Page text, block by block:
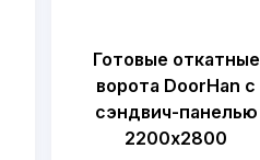
Готовые откатные
ворота DoorHan с
сэндвич-панелью
2200x2800